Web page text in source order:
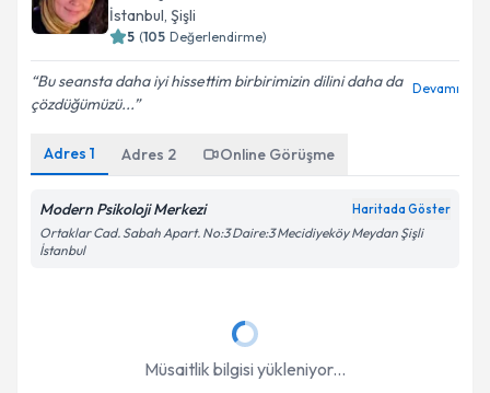
Kişisel verilerimin işlenmesine ilişkinAydınlatma
Metni
Takvim Talebini Gönder
İstanbul, Şişli
5 (105 Değerlendirme)
Bu seansta daha iyi hissettim birbirimizin dilini daha da
çözdüğümüzü...
Devamı
Adres 1 Adres 2 Online Görüşme
Modern Psikoloji Merkezi Haritada Göster
Ortaklar Cad. Sabah Apart. No:3 Daire:3 Mecidiyeköy Meydan Şişli
İstanbul
Müsaitlik bilgisi yükleniyor...